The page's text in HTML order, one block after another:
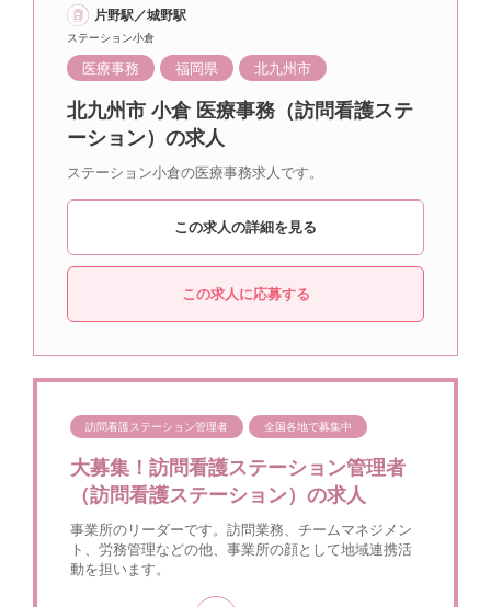
片野駅／城野駅
ステーション小倉
医療事務 福岡県 北九州市
北九州市 小倉 医療事務（訪問看護ステ
ーション）の求人
ステーション小倉の医療事務求人です。
この求人の詳細を見る
この求人に応募する
訪問看護ステーション管理者 全国各地で募集中
大募集！訪問看護ステーション管理者
（訪問看護ステーション）の求人
事業所のリーダーです。訪問業務、チームマネジメン
ト、労務管理などの他、事業所の顔として地域連携活
動を担います。